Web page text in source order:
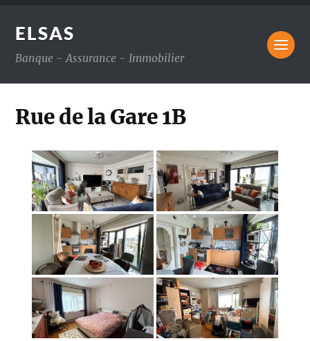
ELSAS
Banque - Assurance - Immobilier
Rue de la Gare 1B